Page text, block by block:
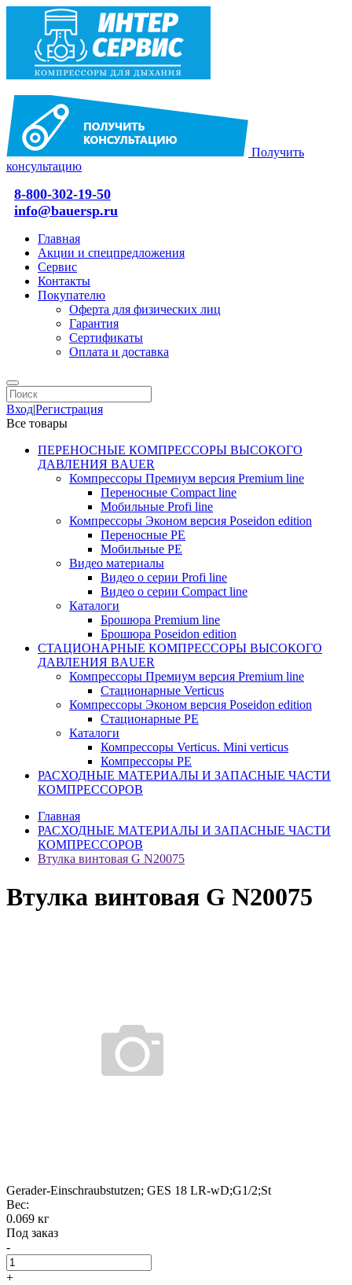
Получить
консультацию
8-800-302-19-50
info@bauersp.ru
Главная
Акции и спецпредложения
Сервис
Контакты
Покупателю
Оферта для физических лиц
Гарантия
Сертификаты
Оплата и доставка
Вход|Регистрация
Все товары
ПЕРЕНОСНЫЕ КОМПРЕССОРЫ ВЫСОКОГО
ДАВЛЕНИЯ BAUER
Компрессоры Премиум версия Premium line
Переносные Compact line
Мобильные Profi line
Компрессоры Эконом версия Poseidon edition
Переносные PE
Мобильные PE
Видео материалы
Видео о серии Profi line
Видео о серии Compact line
Каталоги
Брошюра Premium line
Брошюра Poseidon edition
СТАЦИОНАРНЫЕ КОМПРЕССОРЫ ВЫСОКОГО
ДАВЛЕНИЯ BAUER
Компрессоры Премиум версия Premium line
Стационарные Verticus
Компрессоры Эконом версия Poseidon edition
Стационарные PE
Каталоги
Компрессоры Verticus. Mini verticus
Компрессоры PE
РАСХОДНЫЕ МАТЕРИАЛЫ И ЗАПАСНЫЕ ЧАСТИ
КОМПРЕССОРОВ
Главная
РАСХОДНЫЕ МАТЕРИАЛЫ И ЗАПАСНЫЕ ЧАСТИ
КОМПРЕССОРОВ
Втулка винтовая G N20075
Втулка винтовая G N20075
Gerader-Einschraubstutzen; GES 18 LR-wD;G1/2;St
Вес:
0.069 кг
Под заказ
-
+